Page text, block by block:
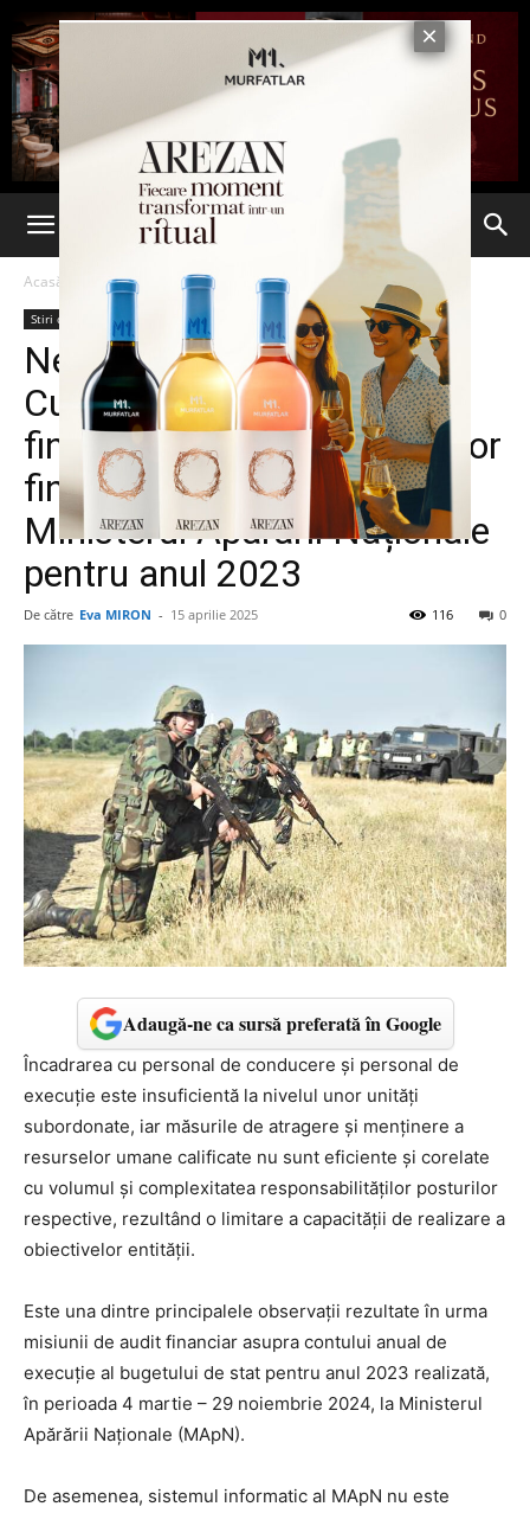
Acasă Stiri din Iasi
Stiri din Iasi Știri din România Ultima oră
Nereguli descoperite de
Curtea de Conturi după
finalizarea auditului situațiilor
financiare întocmite de
Ministerul Apărării Naționale
pentru anul 2023
De către Eva MIRON - 15 aprilie 2025 0
116
Adaugă-ne ca sursă preferată în Google
Încadrarea cu personal de conducere și personal de
execuție este insuficientă la nivelul unor unități
subordonate, iar măsurile de atragere și menținere a
resurselor umane calificate nu sunt eficiente și corelate
cu volumul și complexitatea responsabilităților posturilor
respective, rezultând o limitare a capacității de realizare a
obiectivelor entității.
Este una dintre principalele observații rezultate în urma
misiunii de audit financiar asupra contului anual de
execuție al bugetului de stat pentru anul 2023 realizată,
în perioada 4 martie – 29 noiembrie 2024, la Ministerul
Apărării Naționale (MApN).
De asemenea, sistemul informatic al MApN nu este